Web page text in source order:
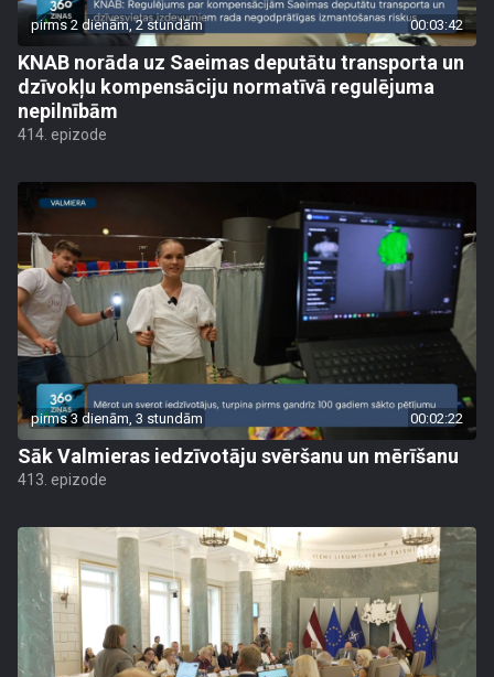
pirms 2 dienām, 2 stundām 00:03:42
KNAB norāda uz Saeimas deputātu transporta un
dzīvokļu kompensāciju normatīvā regulējuma
nepilnībām
414. epizode
pirms 3 dienām, 3 stundām 00:02:22
Sāk Valmieras iedzīvotāju svēršanu un mērīšanu
413. epizode